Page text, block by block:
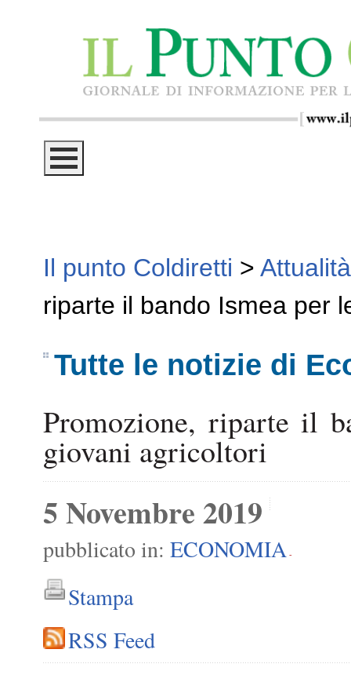
Il punto Coldiretti > Attualità
riparte il bando Ismea per
Tutte le notizie di
Promozione, riparte il
giovani agricoltori
5 Novembre 2019
pubblicato in: ECONOMIA -
Stampa
RSS Feed